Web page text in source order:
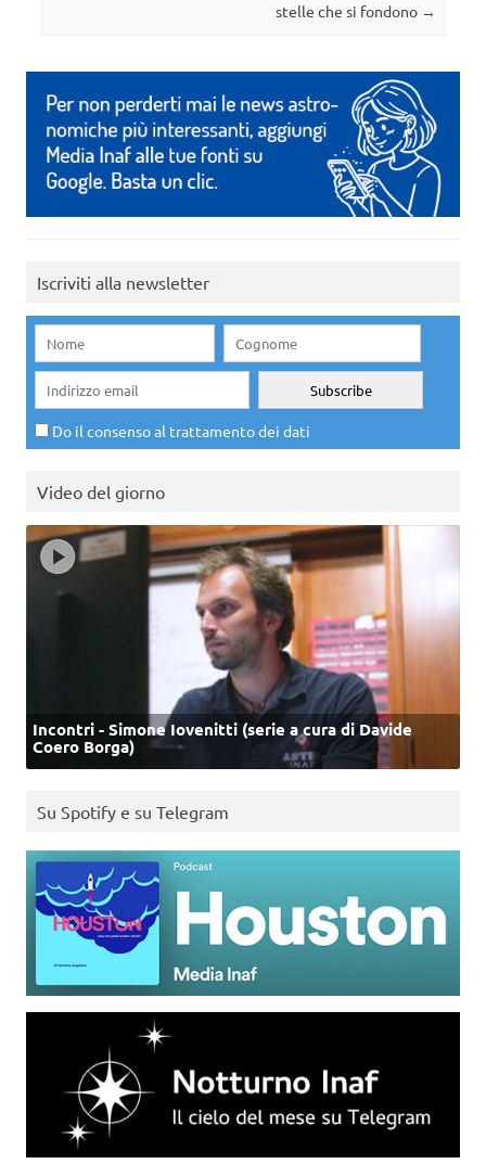
stelle che si fondono →
Iscriviti alla newsletter
Do il consenso al trattamento dei dati
Video del giorno
Incontri - Simone Iovenitti (serie a cura di Davide
Coero Borga)
Su Spotify e su Telegram